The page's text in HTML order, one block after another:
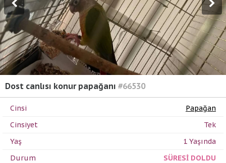
Dost canlısı konur papağanı #66530
Cinsi
Papağan
Cinsiyet
Tek
Yaş
1 Yaşında
Durum
SÜRESİ DOLDU